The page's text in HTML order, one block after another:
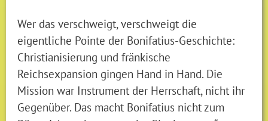
Wer das verschweigt, verschweigt die
eigentliche Pointe der Bonifatius-Geschichte:
Christianisierung und fränkische
Reichsexpansion gingen Hand in Hand. Die
Mission war Instrument der Herrschaft, nicht ihr
Gegenüber. Das macht Bonifatius nicht zum